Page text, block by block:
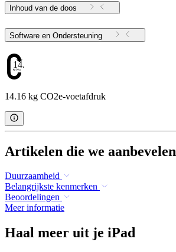
Inhoud van de doos
Software en Ondersteuning
14.16
14.16 kg CO2e-voetafdruk
Artikelen die we aanbevelen
Duurzaamheid
Belangrijkste kenmerken
Beoordelingen
Meer informatie
Haal meer uit je iPad